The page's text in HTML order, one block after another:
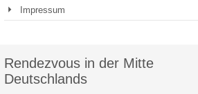
Impressum
Rendezvous in der Mitte
Deutschlands